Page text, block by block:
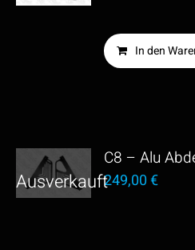
In den
C8 – Alu
249,00€